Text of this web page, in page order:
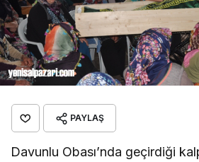
PAYLAŞ
Davunlu Obası’nda geçirdiği